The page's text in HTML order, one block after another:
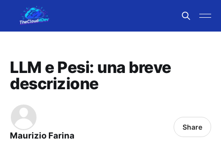
LLM e Pesi: una breve
descrizione
Maurizio Farina
Share